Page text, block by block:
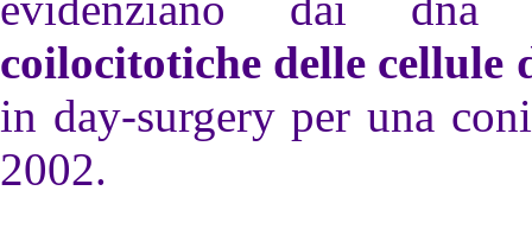
coilocitotiche delle cellule
in day-surgery per una
2002.